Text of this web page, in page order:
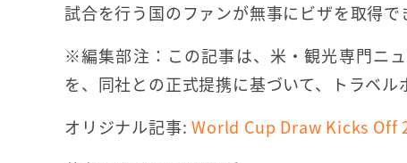
試合を行う国のファンが無事にビザを取得で
※編集部注：この記事は、米・観光専門ニ
を、同社との正式提携に基づいて、トラベル
オリジナル記事:World Cup Draw Kicks